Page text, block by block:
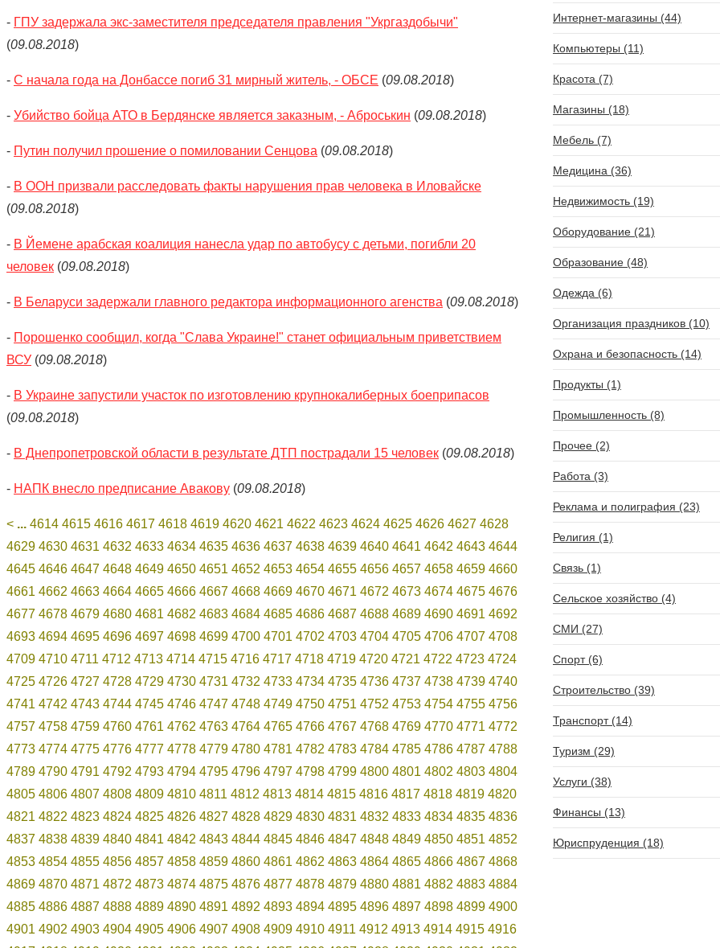
- ГПУ задержала экс-заместителя председателя правления "Укргаздобычи"
(09.08.2018)
- С начала года на Донбассе погиб 31 мирный житель, - ОБСЕ (09.08.2018)
- Убийство бойца АТО в Бердянске является заказным, - Аброськин (09.08.2018)
- Путин получил прошение о помиловании Сенцова (09.08.2018)
- В ООН призвали расследовать факты нарушения прав человека в Иловайске
(09.08.2018)
- В Йемене арабская коалиция нанесла удар по автобусу с детьми, погибли 20
человек (09.08.2018)
- В Беларуси задержали главного редактора информационного агенства (09.08.2018)
- Порошенко сообщил, когда "Слава Украине!" станет официальным приветствием
ВСУ (09.08.2018)
- В Украине запустили участок по изготовлению крупнокалиберных боеприпасов
(09.08.2018)
- В Днепропетровской области в результате ДТП пострадали 15 человек (09.08.2018)
- НАПК внесло предписание Авакову (09.08.2018)
< ... 4614 4615 4616 4617 4618 4619 4620 4621 4622 4623 4624 4625 4626 4627 4628
4629 4630 4631 4632 4633 4634 4635 4636 4637 4638 4639 4640 4641 4642 4643 4644
4645 4646 4647 4648 4649 4650 4651 4652 4653 4654 4655 4656 4657 4658 4659 4660
4661 4662 4663 4664 4665 4666 4667 4668 4669 4670 4671 4672 4673 4674 4675 4676
4677 4678 4679 4680 4681 4682 4683 4684 4685 4686 4687 4688 4689 4690 4691 4692
4693 4694 4695 4696 4697 4698 4699 4700 4701 4702 4703 4704 4705 4706 4707 4708
4709 4710 4711 4712 4713 4714 4715 4716 4717 4718 4719 4720 4721 4722 4723 4724
4725 4726 4727 4728 4729 4730 4731 4732 4733 4734 4735 4736 4737 4738 4739 4740
4741 4742 4743 4744 4745 4746 4747 4748 4749 4750 4751 4752 4753 4754 4755 4756
4757 4758 4759 4760 4761 4762 4763 4764 4765 4766 4767 4768 4769 4770 4771 4772
4773 4774 4775 4776 4777 4778 4779 4780 4781 4782 4783 4784 4785 4786 4787 4788
4789 4790 4791 4792 4793 4794 4795 4796 4797 4798 4799 4800 4801 4802 4803 4804
4805 4806 4807 4808 4809 4810 4811 4812 4813 4814 4815 4816 4817 4818 4819 4820
4821 4822 4823 4824 4825 4826 4827 4828 4829 4830 4831 4832 4833 4834 4835 4836
4837 4838 4839 4840 4841 4842 4843 4844 4845 4846 4847 4848 4849 4850 4851 4852
4853 4854 4855 4856 4857 4858 4859 4860 4861 4862 4863 4864 4865 4866 4867 4868
4869 4870 4871 4872 4873 4874 4875 4876 4877 4878 4879 4880 4881 4882 4883 4884
4885 4886 4887 4888 4889 4890 4891 4892 4893 4894 4895 4896 4897 4898 4899 4900
4901 4902 4903 4904 4905 4906 4907 4908 4909 4910 4911 4912 4913 4914 4915 4916
Интернет-магазины (44)
Компьютеры (11)
Красота (7)
Магазины (18)
Мебель (7)
Медицина (36)
Недвижимость (19)
Оборудование (21)
Образование (48)
Одежда (6)
Организация праздников (10)
Охрана и безопасность (14)
Продукты (1)
Промышленность (8)
Прочее (2)
Работа (3)
Реклама и полиграфия (23)
Религия (1)
Связь (1)
Сельское хозяйство (4)
СМИ (27)
Спорт (6)
Строительство (39)
Транспорт (14)
Туризм (29)
Услуги (38)
Финансы (13)
Юриспруденция (18)